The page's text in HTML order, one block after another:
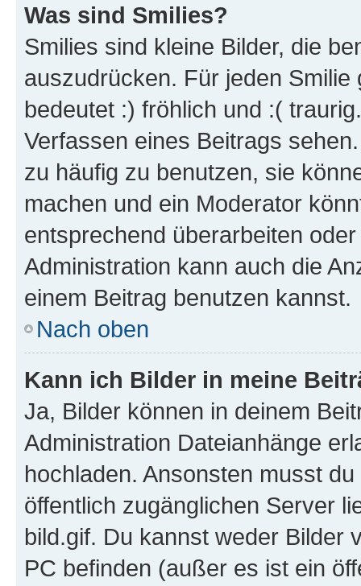
Was sind Smilies?
Smilies sind kleine Bilder, die
auszudrücken. Für jeden
bedeutet :) fröhlich und :(
Verfassen eines Beitrags
zu häufig zu benutzen, sie
machen und ein Moderator
entsprechend überarbeiten
Administration kann auch die
einem Beitrag benutzen kannst.
Nach oben
Kann ich Bilder in meine
Ja, Bilder können in deinem
Administration Dateianhänge
hochladen. Ansonsten musst
öffentlich zugänglichen Server
bild.gif. Du kannst weder Bilder
PC befinden (außer es ist ein